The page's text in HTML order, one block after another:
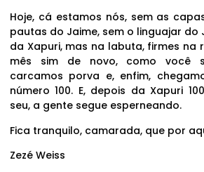
Hoje, cá estamos nós, sem as
pautas do Jaime, sem o linguajar do
da Xapuri, mas na labuta, firmes na
mês sim de novo, como você
carcamos porva e, enfim,
número 100. E, depois da Xapuri
seu, a gente segue esperneando.
Fica tranquilo, camarada, que por
Zezé Weiss